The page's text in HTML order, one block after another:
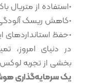
•استفاده از
•کاهش ریسک
•حفظ استانداردهای
در دنیای امروز،
بخشی از تجربه
یک سرمایه‌گذاری